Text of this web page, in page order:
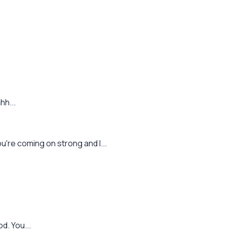
coming on strong and I...
You...